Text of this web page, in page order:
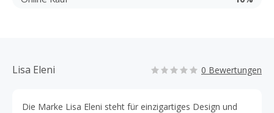
Lisa Eleni 0 Bewertungen
Die Marke Lisa Eleni steht für einzigartiges Design und